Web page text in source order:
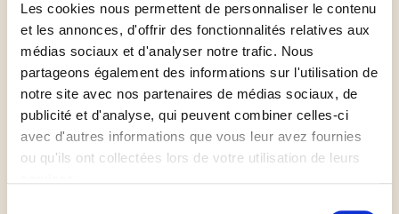
Les cookies nous permettent de personnaliser le contenu
et les annonces, d'offrir des fonctionnalités relatives aux
médias sociaux et d'analyser notre trafic. Nous
partageons également des informations sur l'utilisation de
notre site avec nos partenaires de médias sociaux, de
publicité et d'analyse, qui peuvent combiner celles-ci
avec d'autres informations que vous leur avez fournies
ou qu'ils ont collectées lors de votre utilisation de leurs
Puis découper les prunes en quartier pour retirer le
noyau
Étaler la pâte sablée dans le moule à tarte
Puis déposer les prunes dessus